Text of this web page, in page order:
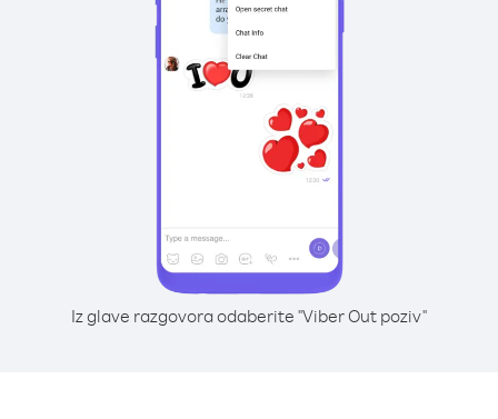
Iz glave razgovora odaberite "Viber Out poziv"